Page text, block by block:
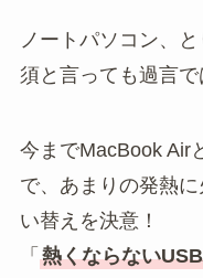
ノートパソコン、
須と言っても過言で
今までMacBook Air
で、あまりの発熱
い替えを決意！
「 熱くならない